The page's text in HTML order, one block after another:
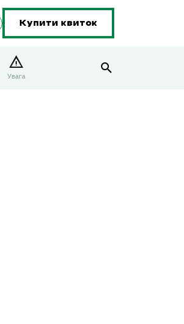
Купити квиток
Увага